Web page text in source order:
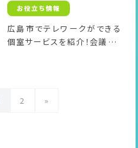
お役立ち情報
広島市でテレワークができる
個室サービスを紹介！会議室、
2 »